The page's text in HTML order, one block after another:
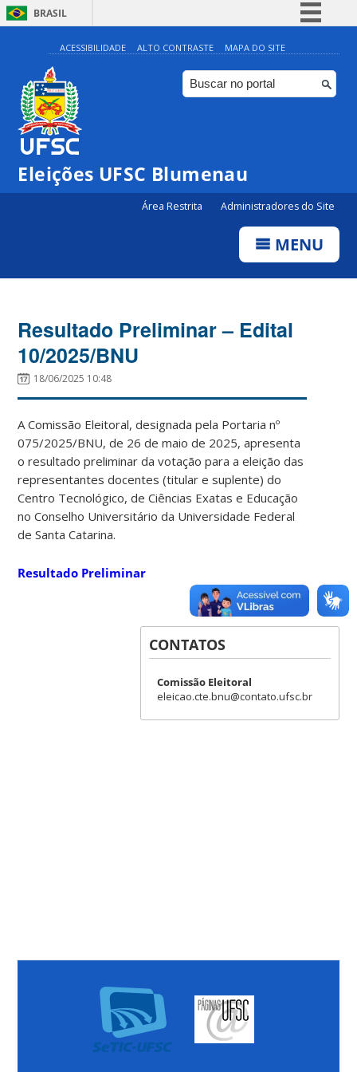
BRASIL
Simplifique!
Comunica BR
Participe
Canais
ACESSIBILIDADE ALTO CONTRASTE MAPA DO SITE
Eleições UFSC Blumenau
Área Restrita Administradores do Site
MENU
Resultado Preliminar – Edital
10/2025/BNU
18/06/2025 10:48
A Comissão Eleitoral, designada pela Portaria nº
075/2025/BNU, de 26 de maio de 2025, apresenta
o resultado preliminar da votação para a eleição das
representantes docentes (titular e suplente) do
Centro Tecnológico, de Ciências Exatas e Educação
no Conselho Universitário da Universidade Federal
de Santa Catarina.
Resultado Preliminar
CONTATOS
Comissão Eleitoral
eleicao.cte.bnu@contato.ufsc.br